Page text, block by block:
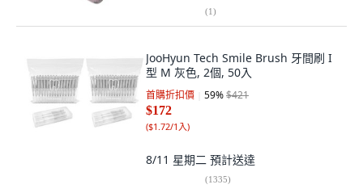
(1)
JooHyun Tech Smile Brush 牙間刷 I
型 M 灰色, 2個, 50入
首購折扣價 59%$421
$172
($1.72/1入)
8/11 星期二 預計送達
(1335)